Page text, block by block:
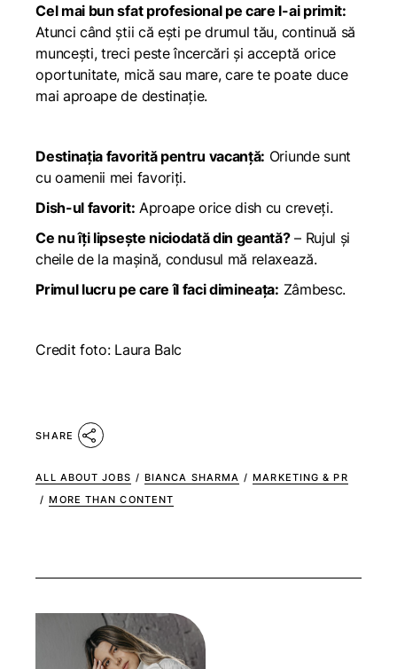
Cel mai bun sfat profesional pe care l-ai primit:
Atunci când știi că ești pe drumul tău, continuă să
muncești, treci peste încercări și acceptă orice
oportunitate, mică sau mare, care te poate duce
mai aproape de destinație.
Destinația favorită pentru vacanță: Oriunde sunt
cu oamenii mei favoriți.
Dish-ul favorit: Aproape orice dish cu creveți.
Ce nu îți lipsește niciodată din geantă?– Rujul și
cheile de la mașină, condusul mă relaxează.
Primul lucru pe care îl faci dimineața: Zâmbesc.
Credit foto: Laura Balc
SHARE
ALL ABOUT JOBS / BIANCA SHARMA / MARKETING & PR
/ MORE THAN CONTENT